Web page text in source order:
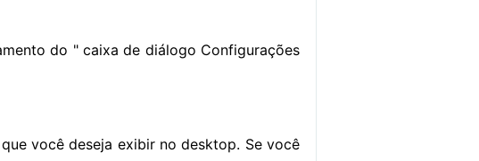
do " caixa de diálogo Configurações
você deseja exibir no desktop. Se você